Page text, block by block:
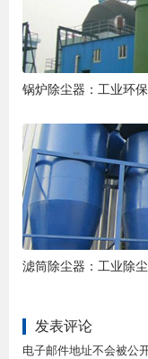
锅炉除尘器：工业环
滤筒除尘器：工业除
发表评论
电子邮件地址不会被公